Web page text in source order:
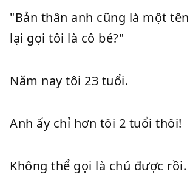
"Bản thân anh cũng là một
lại gọi tôi là cô bé?"
Năm nay tôi 23 tuổi.
Anh ấy chỉ hơn tôi 2 tuổi thôi!
Không thể gọi là chú được rồi.